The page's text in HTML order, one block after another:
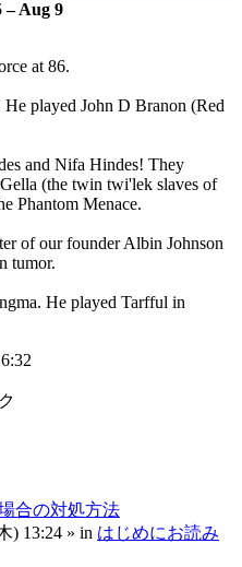
– Aug 9
at 86.
played John D Branon (Red
and Nifa Hindes! They
(the twin twi'lek slaves of
Phantom Menace.
of our founder Albin Johnson
tumor.
He played Tarfful in
合の対処方法
) 13:24 » in はじめにお読み